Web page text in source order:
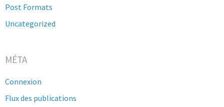
Post Formats
Uncategorized
MÉTA
Connexion
Flux des publications